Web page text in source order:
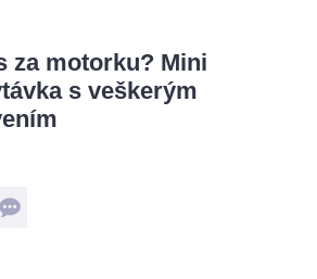
za motorku? Mini
s veškerým